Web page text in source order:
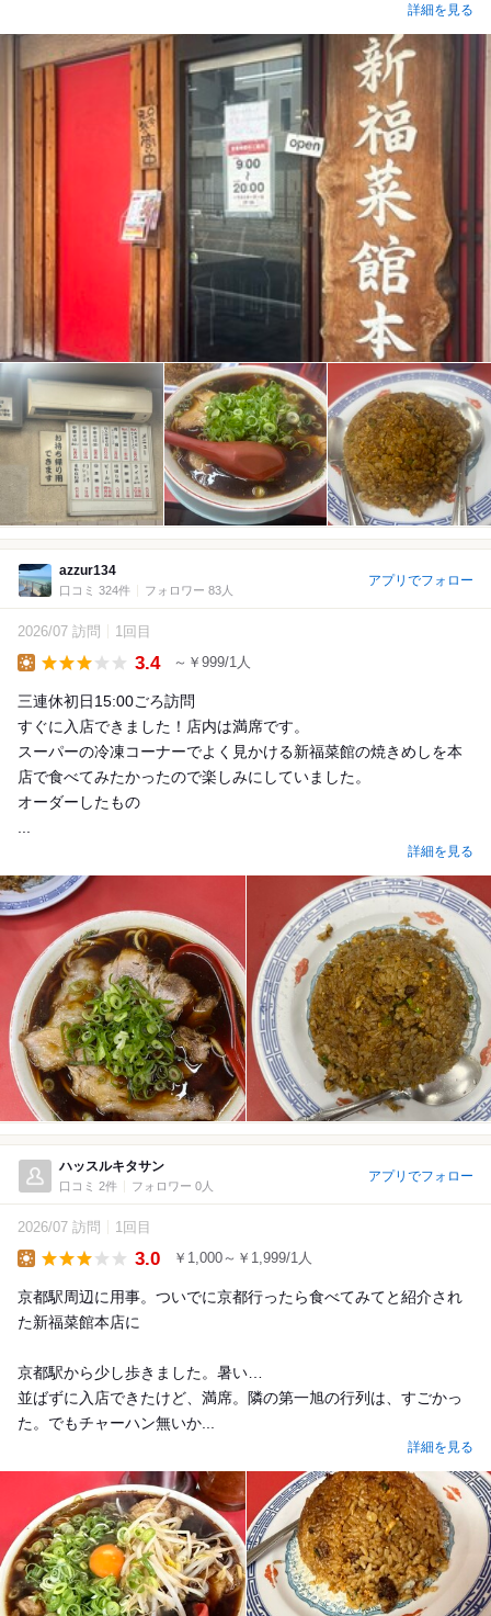
詳細を見る
azzur134
口コミ 324件 フォロワー 83人
アプリでフォロー
2026/07 訪問 1回目
3.4 ～￥999/1人
三連休初日15:00ごろ訪問
すぐに入店できました！店内は満席です。
スーパーの冷凍コーナーでよく見かける新福菜館の焼きめしを本
店で食べてみたかったので楽しみにしていました。
オーダーしたもの
...
詳細を見る
ハッスルキタサン
口コミ 2件 フォロワー 0人
アプリでフォロー
2026/07 訪問 1回目
3.0 ￥1,000～￥1,999/1人
京都駅周辺に用事。ついでに京都行ったら食べてみてと紹介され
た新福菜館本店に
京都駅から少し歩きました。暑い…
並ばずに入店できたけど、満席。隣の第一旭の行列は、すごかっ
た。でもチャーハン無いか...
詳細を見る